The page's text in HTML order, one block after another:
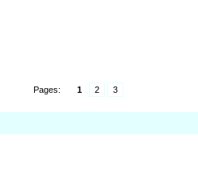
Pages: 1 2 3